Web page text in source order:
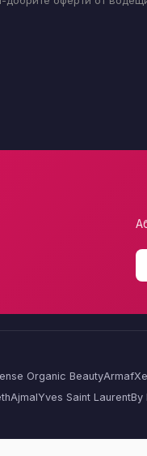
Organic BeautyArmaf
AjmalYves Saint LaurentBy